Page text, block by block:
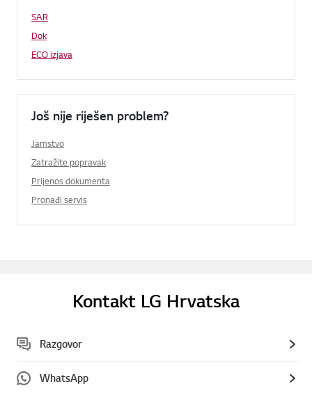
SAR
Dok
ECO izjava
Još nije riješen problem?
Jamstvo
Zatražite popravak
Prijenos dokumenta
Pronađi servis
Kontakt LG Hrvatska
Razgovor
WhatsApp